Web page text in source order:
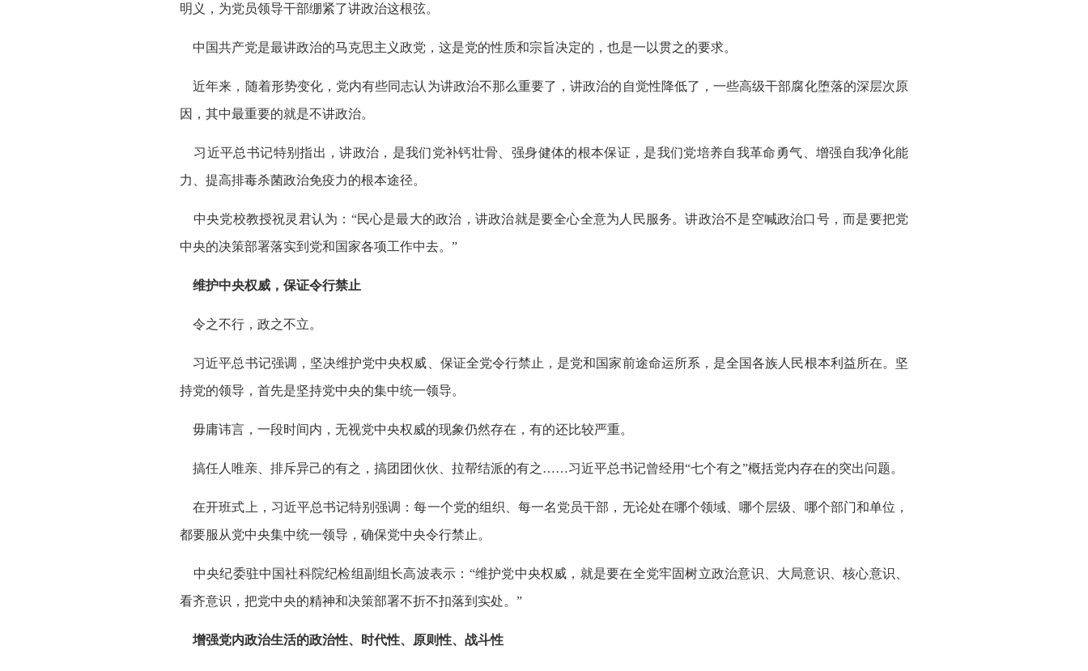
明义，为党员领导干部绷紧了讲政治这根弦。
中国共产党是最讲政治的马克思主义政党，这是党的性质和宗旨决定的，也是一以贯之的要求。
近年来，随着形势变化，党内有些同志认为讲政治不那么重要了，讲政治的自觉性降低了，一些高级干部腐化堕落的深层次原
因，其中最重要的就是不讲政治。
习近平总书记特别指出，讲政治，是我们党补钙壮骨、强身健体的根本保证，是我们党培养自我革命勇气、增强自我净化能
力、提高排毒杀菌政治免疫力的根本途径。
中央党校教授祝灵君认为：“民心是最大的政治，讲政治就是要全心全意为人民服务。讲政治不是空喊政治口号，而是要把党
中央的决策部署落实到党和国家各项工作中去。”
维护中央权威，保证令行禁止
令之不行，政之不立。
习近平总书记强调，坚决维护党中央权威、保证全党令行禁止，是党和国家前途命运所系，是全国各族人民根本利益所在。坚
持党的领导，首先是坚持党中央的集中统一领导。
毋庸讳言，一段时间内，无视党中央权威的现象仍然存在，有的还比较严重。
搞任人唯亲、排斥异己的有之，搞团团伙伙、拉帮结派的有之……习近平总书记曾经用“七个有之”概括党内存在的突出问题。
在开班式上，习近平总书记特别强调：每一个党的组织、每一名党员干部，无论处在哪个领域、哪个层级、哪个部门和单位，
都要服从党中央集中统一领导，确保党中央令行禁止。
中央纪委驻中国社科院纪检组副组长高波表示：“维护党中央权威，就是要在全党牢固树立政治意识、大局意识、核心意识、
看齐意识，把党中央的精神和决策部署不折不扣落到实处。”
增强党内政治生活的政治性、时代性、原则性、战斗性